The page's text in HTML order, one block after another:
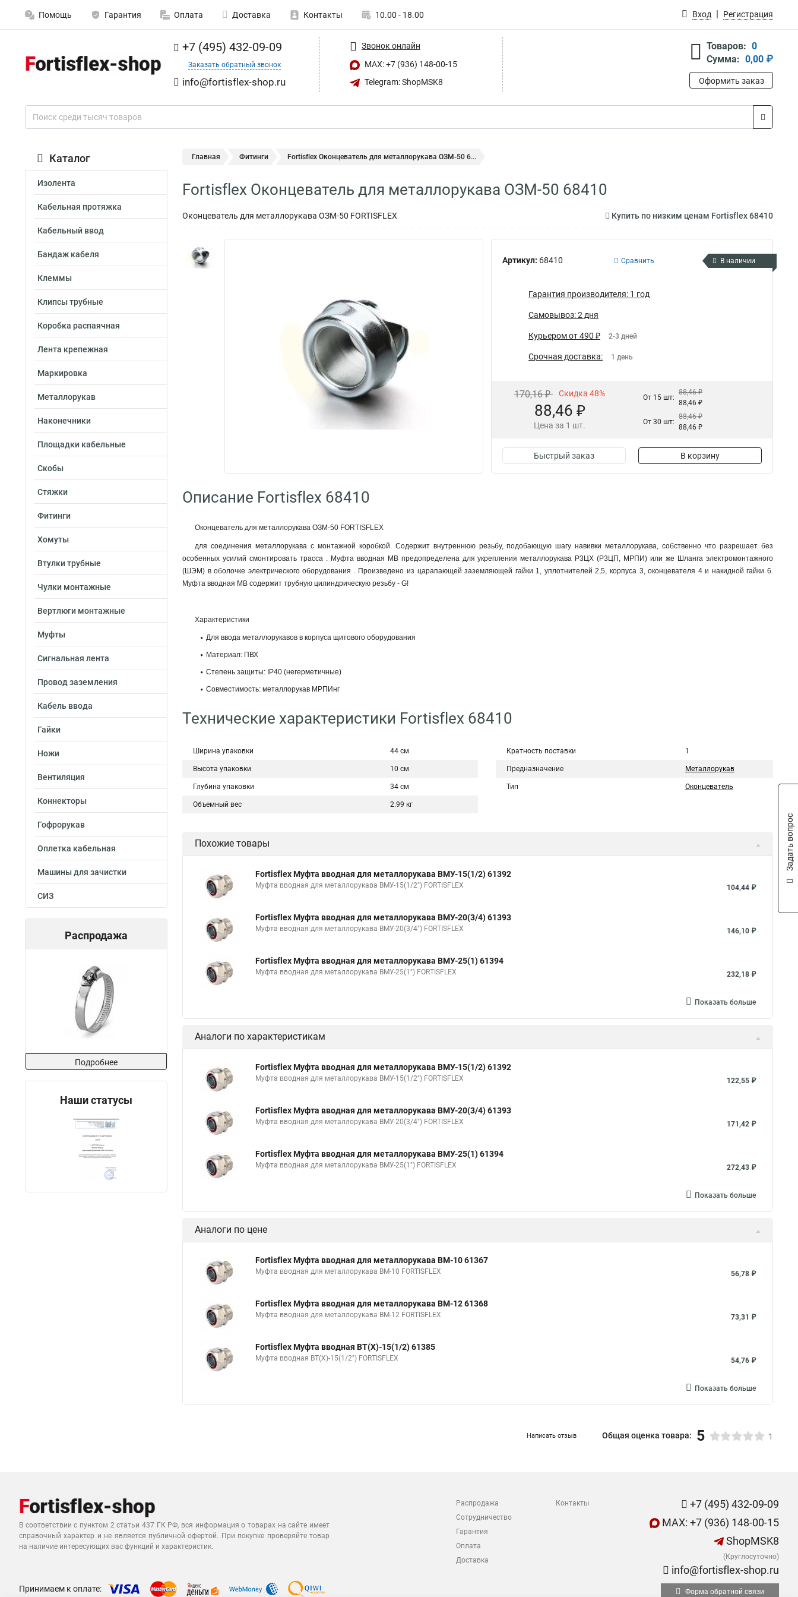
Помощь Гарантия Оплата Доставка Контакты 10.00 - 18.00 Вход Регистрация
+7 (495) 432-09-09
Заказать обратный звонок
info@fortisflex-shop.ru
Звонок онлайн
MAX: +7 (936) 148-00-15
Telegram: ShopMSK8
Товаров: 0
Сумма: 0,00 ₽
Оформить заказ
Каталог
Изолента
Кабельная протяжка
Кабельный ввод
Бандаж кабеля
Клеммы
Клипсы трубные
Коробка распаячная
Лента крепежная
Маркировка
Металлорукав
Наконечники
Площадки кабельные
Скобы
Стяжки
Фитинги
Хомуты
Втулки трубные
Чулки монтажные
Вертлюги монтажные
Муфты
Сигнальная лента
Провод заземления
Кабель ввода
Гайки
Ножи
Вентиляция
Коннекторы
Гофрорукав
Оплетка кабельная
Машины для зачистки
СИЗ
Распродажа
Подробнее
Наши статусы
Главная Фитинги Fortisflex Оконцеватель для металлорукава ОЗМ-50 6...
Fortisflex Оконцеватель для металлорукава ОЗМ-50 68410
Оконцеватель для металлорукава ОЗМ-50 FORTISFLEX Купить по низким ценам Fortisflex 68410
Артикул: 68410 Сравнить В наличии
Гарантия производителя: 1 год
Самовывоз: 2 дня
Курьером от 490 ₽ 2-3 дней
Срочная доставка: 1 день
170,16 ₽ Скидка 48%
88,46 ₽
Цена за 1 шт.
От 15 шт:
88,46 ₽
88,46 ₽
От 30 шт:
88,46 ₽
88,46 ₽
Быстрый заказ В корзину
Описание Fortisflex 68410
Оконцеватель для металлорукава ОЗМ-50 FORTISFLEX
для соединения металлорукава с монтажной коробкой. Содержит внутреннюю резьбу, подобающую шагу навивки металлорукава, собственно что разрешает без
особенных усилий смонтировать трасса . Муфта вводная МВ предопределена для укрепления металлорукава Р3ЦХ (Р3ЦП, МРПИ) или же Шланга электромонтажного
(ШЭМ) в оболочке электрического оборудования . Произведено из царапающей заземляющей гайки 1, уплотнителей 2,5, корпуса 3, оконцевателя 4 и накидной гайки 6.
Муфта вводная МВ содержит трубную цилиндрическую резьбу - G!
Характеристики
Для ввода металлорукавов в корпуса щитового оборудования
Материал: ПВХ
Степень защиты: IP40 (негерметичные)
Совместимость: металлорукав МРПИнг
Технические характеристики Fortisflex 68410
Ширина упаковки 44 см
Высота упаковки 10 см
Глубина упаковки 34 см
Объемный вес 2.99 кг
Кратность поставки 1
Предназначение Металлорукав
Тип Оконцеватель
Похожие товары
Fortisflex Муфта вводная для металлорукава ВМУ-15(1/2) 61392
Муфта вводная для металлорукава ВМУ-15(1/2") FORTISFLEX 104,44 ₽
Fortisflex Муфта вводная для металлорукава ВМУ-20(3/4) 61393
Муфта вводная для металлорукава ВМУ-20(3/4") FORTISFLEX 146,10 ₽
Fortisflex Муфта вводная для металлорукава ВМУ-25(1) 61394
Муфта вводная для металлорукава ВМУ-25(1") FORTISFLEX 232,18 ₽
Показать больше
Аналоги по характеристикам
Fortisflex Муфта вводная для металлорукава ВМУ-15(1/2) 61392
Муфта вводная для металлорукава ВМУ-15(1/2") FORTISFLEX 122,55 ₽
Fortisflex Муфта вводная для металлорукава ВМУ-20(3/4) 61393
Муфта вводная для металлорукава ВМУ-20(3/4") FORTISFLEX 171,42 ₽
Fortisflex Муфта вводная для металлорукава ВМУ-25(1) 61394
Муфта вводная для металлорукава ВМУ-25(1") FORTISFLEX 272,43 ₽
Показать больше
Аналоги по цене
Fortisflex Муфта вводная для металлорукава ВМ-10 61367
Муфта вводная для металлорукава ВМ-10 FORTISFLEX 56,78 ₽
Fortisflex Муфта вводная для металлорукава ВМ-12 61368
Муфта вводная для металлорукава ВМ-12 FORTISFLEX 73,31 ₽
Fortisflex Муфта вводная ВТ(Х)-15(1/2) 61385
Муфта вводная ВТ(Х)-15(1/2") FORTISFLEX 54,76 ₽
Показать больше
Написать отзыв Общая оценка товара: 5 1
В соответствии с пунктом 2 статьи 437 ГК РФ, вся информация о товарах на сайте имеет
справочный характер и не является публичной офертой. При покупке проверяйте товар
на наличие интересующих вас функций и характеристик.
Распродажа
Сотрудничество
Гарантия
Оплата
Доставка
Контакты
+7 (495) 432-09-09
MAX: +7 (936) 148-00-15
ShopMSK8
(Круглосуточно)
info@fortisflex-shop.ru
Принимаем к оплате: Форма обратной связи
Задать вопрос